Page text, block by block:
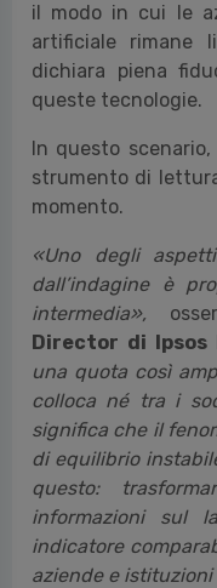
il modo in cui le
artificiale rimane
dichiara piena
queste tecnologie.
In questo
strumento di
momento.
«Uno degli
dall’indagine è
intermedia»,
Director di Ipsos
una quota così
colloca né tra i
significa che il
di equilibrio
questo:
informazioni sul
indicatore
aziende e